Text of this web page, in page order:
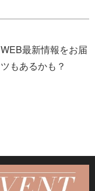
最新情報をお届
もあるかも？